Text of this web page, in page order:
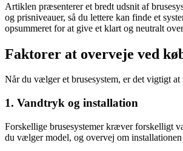
Artiklen præsenterer et bredt udsnit af
og prisniveauer, så du lettere kan finde et
opsummeret for at give et klart og neutralt
Faktorer at overveje ved
Når du vælger et brusesystem, er det vigtigt
1. Vandtryk og installation
Forskellige brusesystemer kræver forskelligt
du vælger model, og overvej om